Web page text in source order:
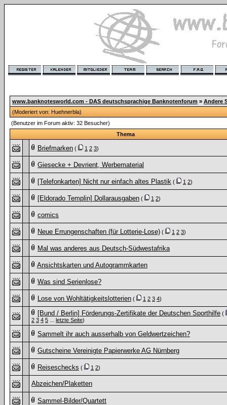
www.banknotesworld.com - DAS deutschsprachige Banknotenforum » Andere
(Moderiert von: Huehnerbla)
(Benutzer im Forum aktiv: 32 Besucher)
Thema
Briefmarken ( 1 2 3)
Giesecke + Devrient, Werbematerial
[Telefonkarten] Nicht nur einfach altes Plastik ( 1 2)
[Eldorado Templin] Dollarausgaben ( 1 2)
comics
Neue Errungenschaften (für Lotterie-Lose) ( 1 2 3)
Mal was anderes aus Deutsch-Südwestafrika
Ansichtskarten und Autogrammkarten
Was sind Serienlose?
Lose von Wohltätigkeitslotterien ( 1 2 3 4)
[Bund / Berlin] Förderungs-Zertifikate der Deutschen Sporthilfe (
2 3 4 5 letzte Seite)
Sammelt ihr auch ausserhalb von Geldwertzeichen?
Gutscheine Vereinigte Papierwerke AG Nürnberg
Reiseschecks ( 1 2)
Abzeichen/Plaketten
Sammel-Bilder/Quartett